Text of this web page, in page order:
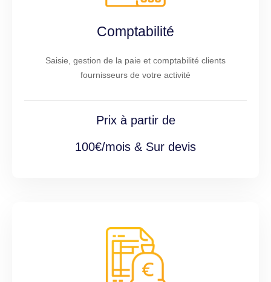
Comptabilité
Saisie, gestion de la paie et comptabilité clients
fournisseurs de votre activité
Prix à partir de
100€/mois & Sur devis